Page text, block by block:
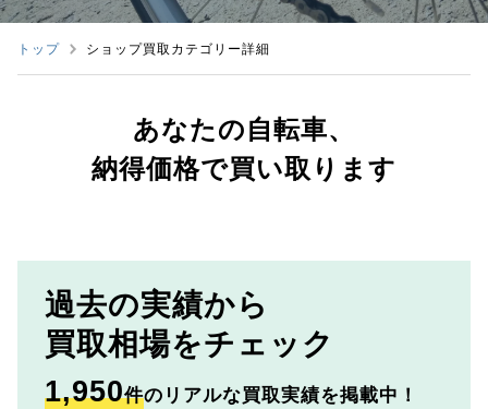
トップ ショップ買取カテゴリー詳細
あなたの自転車、
納得価格で買い取ります
過去の実績から
買取相場をチェック
1,950件のリアルな買取実績を掲載中！